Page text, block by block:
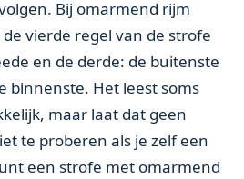
Bij omarmend rijm
vierde regel van de strofe
en de derde: de buitenste
binnenste. Het leest soms
maar laat dat geen
te proberen als je zelf een
een strofe met omarmend